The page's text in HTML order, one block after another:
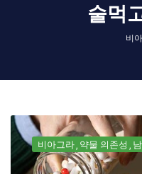
술먹
비
비아그라 약물 의존성